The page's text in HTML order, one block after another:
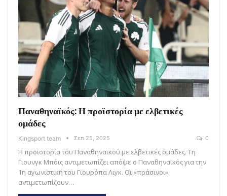
Παναθηναϊκός: Η προϊστορία με ελβετικές
ομάδες
Kingsport team Σεπ 25, 2025 0
Η προϊστορία του Παναθηναϊκού με ελβετικές ομάδες. Τη
Γιουνγκ Μπόις αντιμετωπίζει απόψε ο Παναθηναϊκός για την
1η αγωνιστική του Γιουρόπα Λιγκ. Οι «πράσινοι»
αντιμετωπίζουν…